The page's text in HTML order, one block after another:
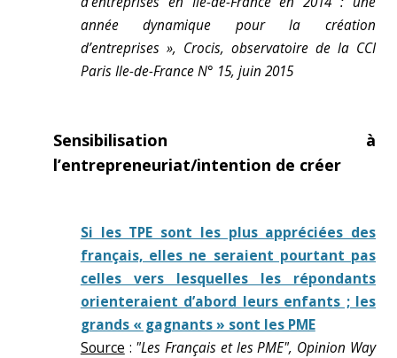
année dynamique pour la création
d’entreprises », Crocis, observatoire de la CCI
Paris Ile-de-France N° 15, juin 2015
Sensibilisation à
l’entrepreneuriat/intention de créer
Si les TPE sont les plus appréciées des
français, elles ne seraient pourtant pas
celles vers lesquelles les répondants
orienteraient d’abord leurs enfants ; les
grands « gagnants » sont les PME
Source : "Les Français et les PME", Opinion Way